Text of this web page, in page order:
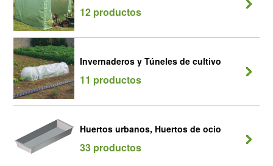
12 productos
Invernaderos y Túneles de cultivo
11 productos
Huertos urbanos, Huertos de ocio
33 productos